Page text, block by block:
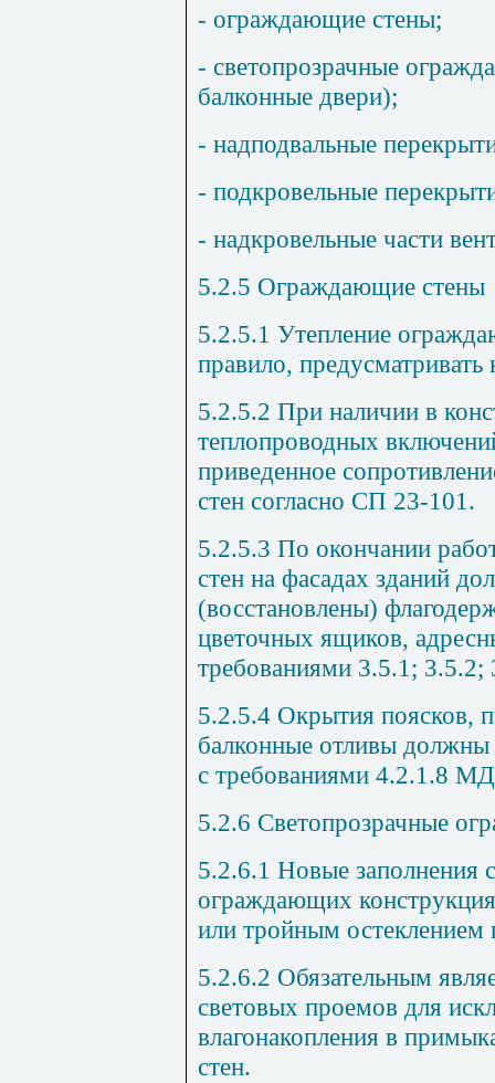
- ограждающие стены;
- светопрозрачные
балконные двери);
- надподвальные
- подкровельные
- надкровельные части
5.2.5 Ограждающие стены
5.2.5.1 Утепление
правило,
5.2.5.2 При наличии в
теплопроводных
приведенное
стен согласно СП 23-101 .
5.2.5.3 По окончании
стен на фасадах зданий
(восстановлены)
цветочных ящиков,
требованиями 3.5.1;
5.2.5.4 Окрытия поясков,
балконные отливы должны
с требованиями 4.2.1 .8
5.2.6 Светопрозрачные
5.2.6.1 Новые заполнения
ограждающих
или тройным остеклением
5.2.6.2 Обязательным
световых проемов для
влагонакопления в
стен.